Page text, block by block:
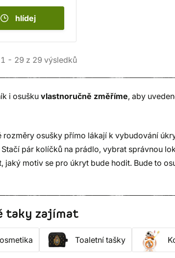
hlídej
1 - 29 z 29 výsledků
i osuškuvlastnoručně změříme, aby
rozměry osušky přímo lákají k vybudování
pár kolíčků na prádlo, vybrat správnou
jaký motiv se pro úkryt bude hodit. Bude to
taky zajímat
Toaletní tašky